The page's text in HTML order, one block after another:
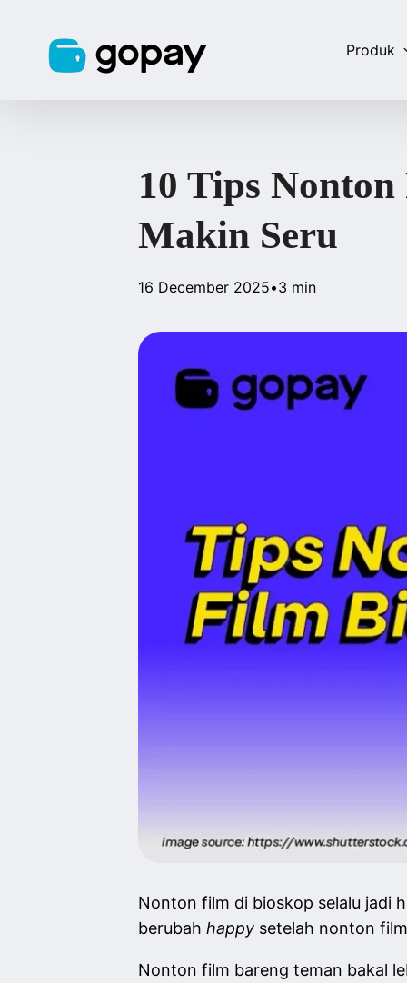
Produk
10 Tips
Makin Seru
16 December 2025•3 min
Nonton film di bioskop selalu jadi
berubah happy setelah nonton
Nonton film bareng teman bakal